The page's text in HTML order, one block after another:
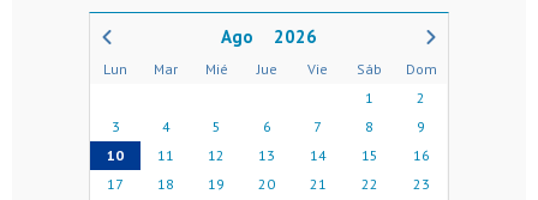
2026
Lun Mar Mié Jue Vie Sáb
Dom
1
2
3
4 5 6 7 8
9
10
11 12 13 14 15
16
17
18 19 20 21 22
23